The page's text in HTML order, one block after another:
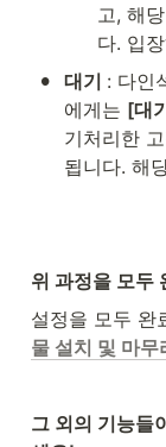
고, 해
다. 입
• 대기 : 다인
에게는 [대
기처리한
됩니다. 해
위 과정을 모두
설정을 모두 완
물 설치 및 마
그 외의 기능들